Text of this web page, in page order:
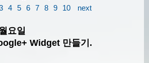
4 5 6 7 8 9 10 next
요일
Widget 만들기.